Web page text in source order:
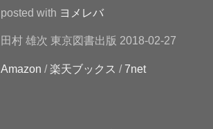
posted with ヨメレバ
田村 雄次 東京図書出版 2018-02-27
Amazon /楽天ブックス /7net